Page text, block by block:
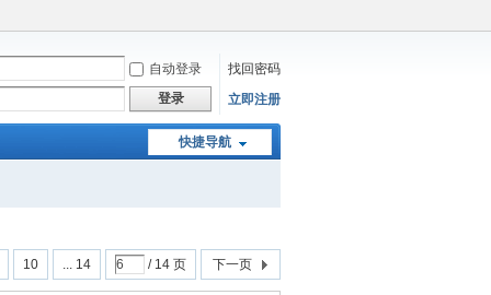
自动登录
找回密码
登录
立即注册
快捷导航
10 ... 14 / 14 页 下一页